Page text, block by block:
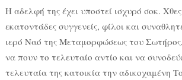
Η αδελφή της έχει υποστεί ισχυρό σοκ.
εκατοντάδες συγγενείς, φίλοι και
ιερό Ναό της Μεταμορφώσεως του
να πουν το τελευταίο αντίο και να
τελευταία της κατοικία την αδικοχαμένη